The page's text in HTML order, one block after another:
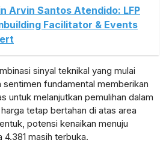
Arvin Santos Atendido: LFP
Facilitator & Events
sinyal teknikal yang mulai
sentimen fundamental memberikan
untuk melanjutkan pemulihan dalam
tetap bertahan di atas area
potensi kenaikan menuju
masih terbuka.